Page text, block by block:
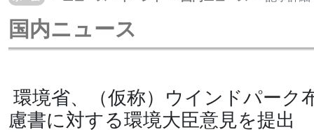
国内ニュース
環境省、（仮称）ウインドパーク
慮書に対する環境大臣意見を提出